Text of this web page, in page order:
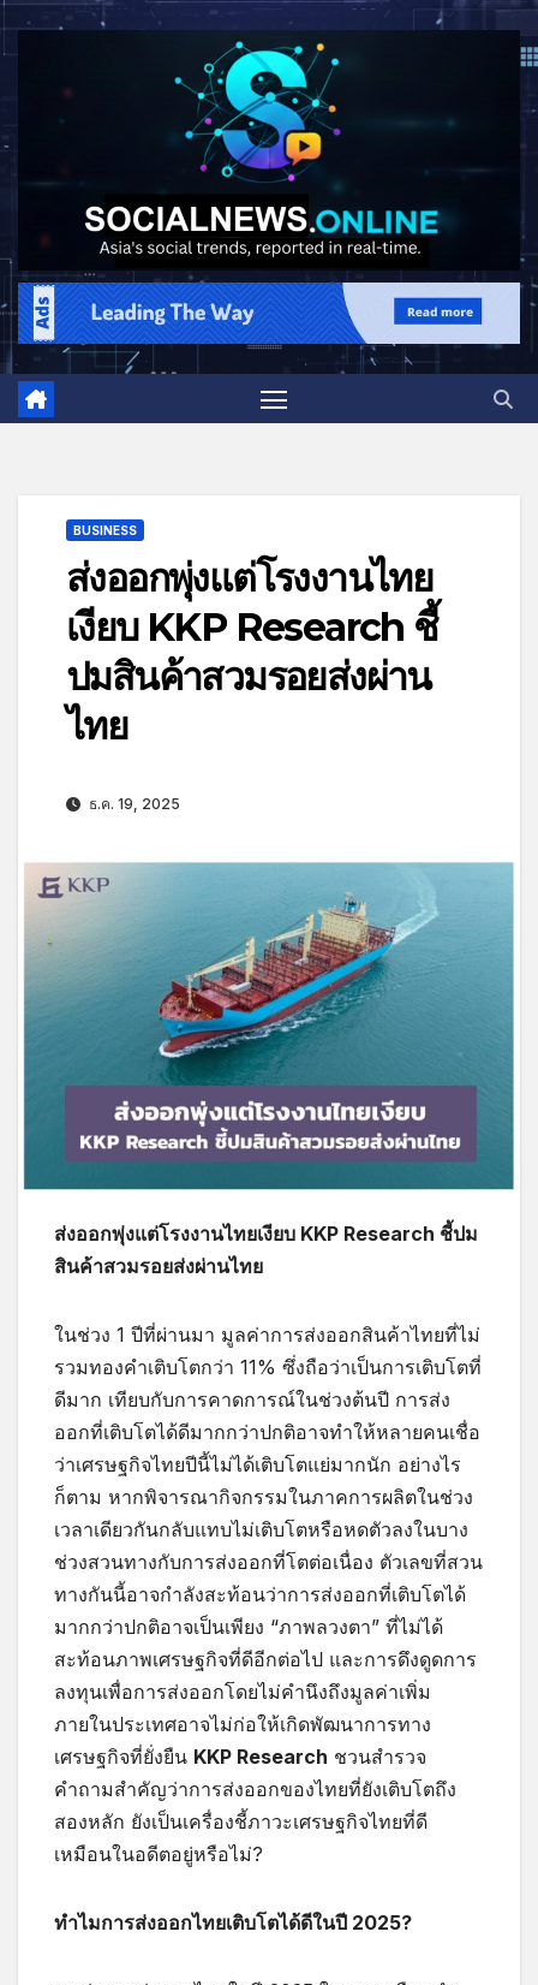
BUSINESS
ส่งออกพุ่งแต่โรงงานไทย
เงียบ KKP Research ชี้
ปมสินค้าสวมรอยส่งผ่าน
ไทย
ธ.ค. 19, 2025
ส่งออกพุ่งแต่โรงงานไทยเงียบ KKP Research ชี้ปม
สินค้าสวมรอยส่งผ่านไทย
ในช่วง 1 ปีที่ผ่านมา มูลค่าการส่งออกสินค้าไทยที่ไม่
รวมทองคำเติบโตกว่า 11% ซึ่งถือว่าเป็นการเติบโตที่
ดีมาก เทียบกับการคาดการณ์ในช่วงต้นปี การส่ง
ออกที่เติบโตได้ดีมากกว่าปกติอาจทำให้หลายคนเชื่อ
ว่าเศรษฐกิจไทยปีนี้ไม่ได้เติบโตแย่มากนัก อย่างไร
ก็ตาม หากพิจารณากิจกรรมในภาคการผลิตในช่วง
เวลาเดียวกันกลับแทบไม่เติบโตหรือหดตัวลงในบาง
ช่วงสวนทางกับการส่งออกที่โตต่อเนื่อง ตัวเลขที่สวน
ทางกันนี้อาจกำลังสะท้อนว่าการส่งออกที่เติบโตได้
มากกว่าปกติอาจเป็นเพียง “ภาพลวงตา” ที่ไม่ได้
สะท้อนภาพเศรษฐกิจที่ดีอีกต่อไป และการดึงดูดการ
ลงทุนเพื่อการส่งออกโดยไม่คำนึงถึงมูลค่าเพิ่ม
ภายในประเทศอาจไม่ก่อให้เกิดพัฒนาการทาง
เศรษฐกิจที่ยั่งยืน KKP Research ชวนสำรวจ
คำถามสำคัญว่าการส่งออกของไทยที่ยังเติบโตถึง
สองหลัก ยังเป็นเครื่องชี้ภาวะเศรษฐกิจไทยที่ดี
เหมือนในอดีตอยู่หรือไม่?
ทำไมการส่งออกไทยเติบโตได้ดีในปี 2025?